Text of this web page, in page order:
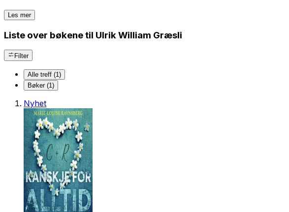
Les mer
Liste over bøkene til Ulrik William Græsli
Filter
Alle treff (1)
Bøker (1)
Nyhet